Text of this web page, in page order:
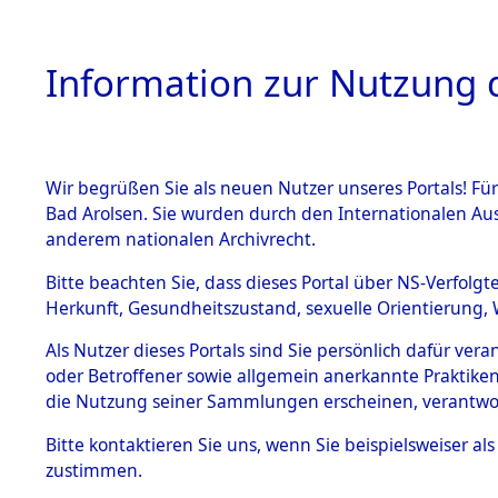
HOME
BESTÄNDE
Inhaftierungsdoku
mente
1.2.9 Beim ITS
verwahrte
1.2.9.1
Effekten aus
0007
Information zur Nutzung
Wir begrüßen Sie als neuen Nutzer unseres Portals!
Bad Arolsen. Sie wurden durch den Internationalen
anderem nationalen Archivrecht.
Bitte beachten Sie, dass dieses Portal über NS-
Herkunft, Gesundheitszustand, sexuelle
Als Nutzer dieses Portals sind Sie persönlich dafür
oder Betroffener sowie allgemein anerkannte
die Nutzung seiner Sammlungen erscheinen,
Bitte kontaktieren Sie uns, wenn Sie beispielsweiser
zustimmen.